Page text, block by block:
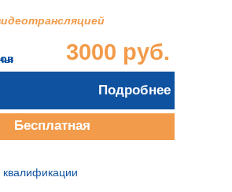
3000 руб.
Бесплатная
Подробнее